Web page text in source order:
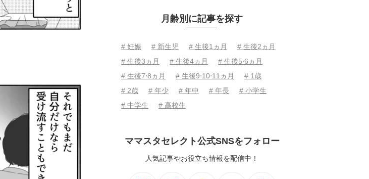
月齢別に記事を探す
# 妊娠 # 新生児 # 生後1ヵ月
# 生後2ヵ月
# 生後3ヵ月
# 生後4ヵ月
# 生後5⋅6ヵ月
# 生後7⋅8ヵ月
# 生後9⋅10⋅11ヵ月
# 1歳
# 2歳
# 年少 # 年中 # 年長
# 小学生
# 中学生
# 高校生
ママスタセレクト公式SNSをフォロー
人気記事やお役立ち情報を配信中！